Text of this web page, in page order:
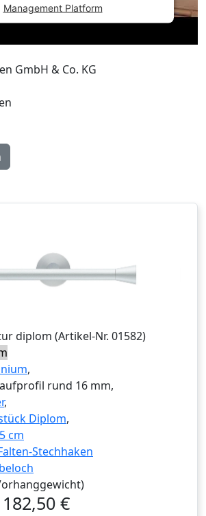
Management Platform
GmbH & Co. KG
diplom (Artikel-Nr. 01582)
,
rund 16 mm,
,
Diplom,
cm
Stechhaken
182,50 €